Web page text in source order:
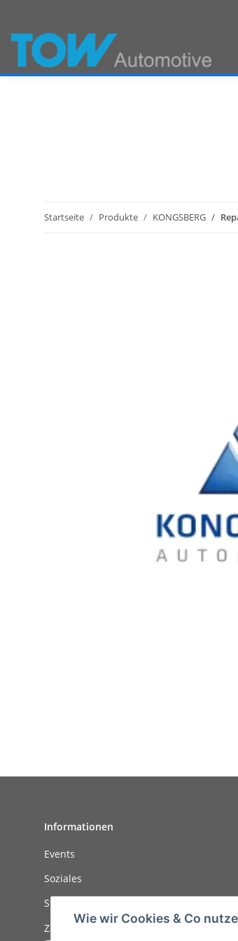
Startseite Produkte KONGSBERG
Informationen
Events
Soziales
Stellenanzeigen
Zahlungsmöglichkeiten
Wie wir Cookies & Co